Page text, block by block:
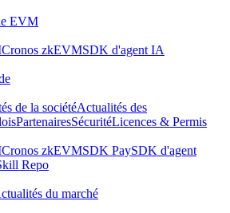
EVM
Cronos zkEVMSDK d'agent IA
de la sociétéActualités des
PartenairesSécuritéLicences & Permis
Cronos zkEVMSDK PaySDK d'agent
Repo
du marché